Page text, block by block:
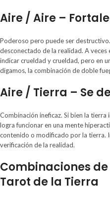
Aire / Aire –
Poderoso pero puede ser
desconectado de la realidad. A
indicar crueldad y crueldad, pero en
digamos, la combinación de doble
Aire / Tierra – Se
Combinación ineficaz. Si bien la
logra funcionar en una mente
contenido o modificado por la tierra.
verificación de la realidad.
Combinaciones
Tarot de la Tierra